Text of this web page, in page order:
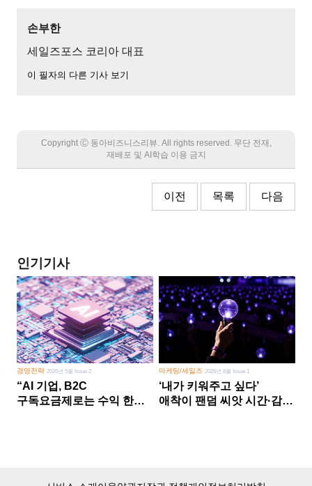
손부한
세일즈포스 코리아 대표
이 필자의 다른 기사 보기
Copyright Ⓒ 동아비즈니스리뷰. All rights reserved. 무단 전재,
재배포 및 AI학습 이용 금지
이전 목록 다음
인기기사
경영전략 2026년 5월 Issue 2
“AI 기업, B2C
구독요금제로는 수익 한계
마케팅/세일즈 2026년 8월 Issue 1
‘내가 키워주고 싶다’
애착이 팬덤 씨앗 시간·감정